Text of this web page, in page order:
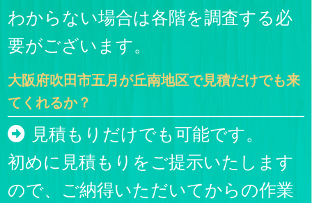
わからない場合は各階を調査する必
要がございます。
大阪府吹田市五月が丘南地区で見積だけでも来
てくれるか？
見積もりだけでも可能です。
初めに見積もりをご提示いたします
ので、ご納得いただいてからの作業